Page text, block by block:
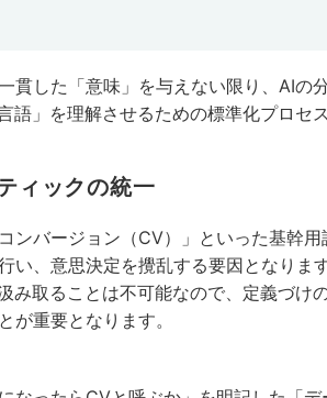
貫した「意味」を与えない限り、AIの
語」を理解させるための標準化プロセ
ィックの統一
ンバージョン（CV）」といった基幹
い、意思決定を攪乱する要因となりま
み取ることは不可能なので、定義づけ
が重要となります。